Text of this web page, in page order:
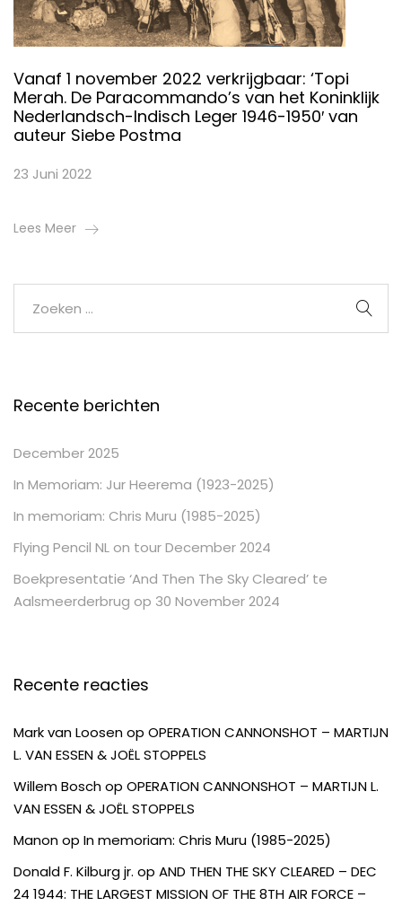
Vanaf 1 november 2022 verkrijgbaar: ‘Topi
Merah. De Paracommando’s van het Koninklijk
Nederlandsch-Indisch Leger 1946-1950′ van
auteur Siebe Postma
23 Juni 2022
Lees Meer
Recente berichten
December 2025
In Memoriam: Jur Heerema (1923-2025)
In memoriam: Chris Muru (1985-2025)
Flying Pencil NL on tour December 2024
Boekpresentatie ‘And Then The Sky Cleared’ te
Aalsmeerderbrug op 30 November 2024
Recente reacties
Mark van Loosenop OPERATION CANNONSHOT – MARTIJN
L. VAN ESSEN & JOËL STOPPELS
Willem Boschop OPERATION CANNONSHOT – MARTIJN L.
VAN ESSEN & JOËL STOPPELS
Manonop In memoriam: Chris Muru (1985-2025)
Donald F. Kilburg jr. op AND THEN THE SKY CLEARED – DEC
24 1944: THE LARGEST MISSION OF THE 8TH AIR FORCE –